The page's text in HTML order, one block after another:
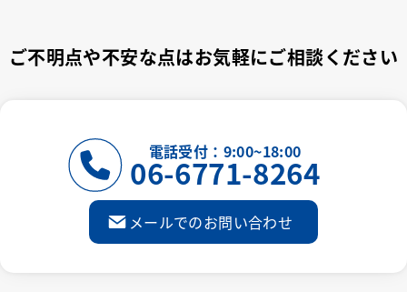
ご不明点や不安な点はお気軽にご相談ください
電話受付：9:00~18:00
06-6771-8264
メールでのお問い合わせ